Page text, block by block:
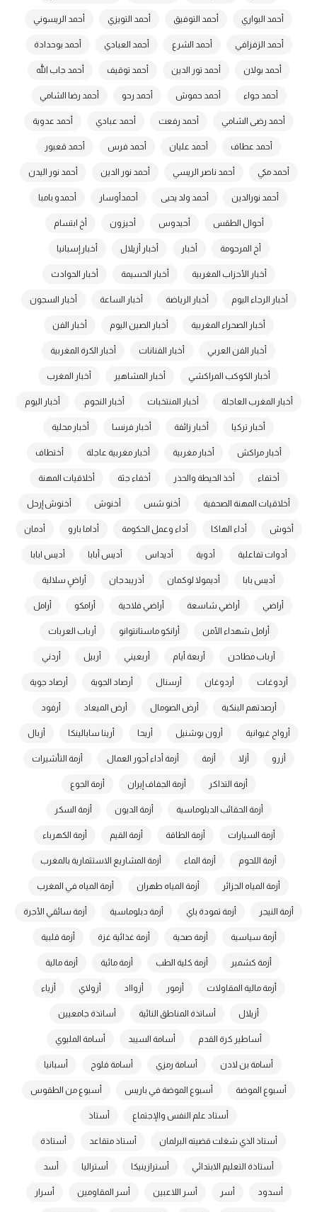
أحمد البواري أحمد التوفيق أحمد التويزي أحمد الريسوني
أحمد الزفزافي أحمد الشرع أحمد العبادي أحمد بوحدادة
أحمد بولان أحمد تور الدين أحمد توقيف أحمد جاب الله
أحمد جواء أحمد حموش أحمد رحو أحمد رضا الشامي
أحمد رضى الشامي أحمد رفعت أحمد عبادي أحمد عدوية
أحمد عطاف أحمد عليان أحمد فرس أحمد قعبور
أحمد مكي أحمد ناصر الريسي أحمد نور الدين أحمد نور اليدن
أحمد نورالدين أحمد ولد يحيى أحمدأوسار أحمدو بامبا
أحوال الطقس أحيدوس أحيزون أخ ابتسام
أخ المرحومة أخبار أخبار أزيلال أخبار إسبانيا
أخبار الأحزاب المغربية أخبار الحسيمة أخبار الحوادث
أخبار الرجاء اليوم أخبار الرياضة أخبار الساعة أخبار السجون
أخبار الصحراء المغربية أخبار الصين اليوم أخبار الفن
أخبار الفن العربي أخبار الفنانات أخبار الكرة المغربية
أخبار الكوكب المراكشي أخبار المشاهير أخبار المغرب
أخبار المغرب العاجلة أخبار المنتخبات أخبار النجوم. أخبار اليوم
أخبار تركيا أخبار زائفة أخبار فرنسا أخبار محلية
أخبار مراكش أخبار مغربية أخبار مغربية عاجلة أختطاف
أختفاء أخذ الحيطة والحذر أخفاء جثة أخلاقيات المهنة
أخلاقيات المهنة الصحفية أخنو شس أخنوش أخنوش إرحل
أخوش أداء الهاكا أداء وعمل الحكومة أداما بارو أدمان
أدوات تفاعلية أدوية أديداس أديس أبابا أديس ابابا
أديس بابا أديمولا لوكمان أذريبدجان أراضٍ سلالية
أراضي أراضي شاسعة أراضي فلاحية أرامكو أرامل
أرامل شهداء الأمن أرانكو ماستانتوانو أرباب العربات
أرباب مطاحن أربعة أيام أربعيني أربيل أردني
أردوغات أردوغان أرسنال أرصاد الجوية أرصاد جوية
أرصدتهم البنكية أرض الصومال أرض الميعاد أرفود
أرواح غيوانية أرون بوشنيل أريحا أرينا سابالينكا أزبال
أزرو أزلا أزمة أزمة أداء أجور العمال. أزمة التأشيرات
أزمة التذاكر أزمة الجفاف إيران أزمة الجوع
أزمة الحقائب الدبلوماسية أزمة الديون أزمة السكر
أزمة السيارات أزمة الطاقة أزمة القيم أزمة الكهرباء
أزمة اللحوم أزمة الماء أزمة المشاريع الاستثمارية بالمغرب
أزمة المياه الجزائر أزمة المياه طهران أزمة المياه في المغرب
أزمة النيجر أزمة تمودة باي أزمة دبلوماسية أزمة سائقي الأجرة
أزمة سياسية أزمة صحية أزمة غذائية غزة أزمة قلبية
أزمة كشمير أزمة كلية الطب أزمة مائية أزمة مالية
أزمة مالية المقاولات أزمور أزوااد أزولاي أزياء
أزيلال أساتذة المناطق النائية أساتذة جامعيين
أساطير كرة القدم أسامة السيبد أسامة المليوي
أسامة بن لادن أسامة رمزي أسامة فلوح أسبانيا
أسبوع الموضة أسبوع الموضة في باريس أسبوع من الطقوس
أستاد علم النفس والإجتماع أستاذ
أستاذ الذي شغلت قضيته البرلمان أستاذ متقاعد أستاذة
أستاذة التعليم الابتدائي أسترازينيكا أستراليا أسد
أسدود أسر أسر اللاعبين أسر المقاومين أسرار